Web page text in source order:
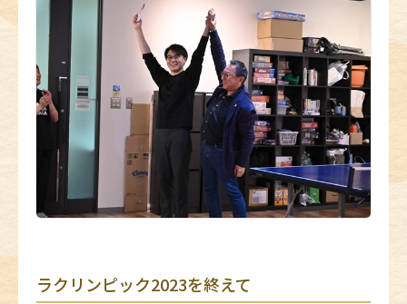
ラクリンピック2023を終えて